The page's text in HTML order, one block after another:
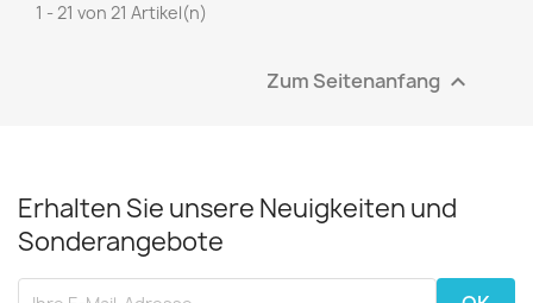
1 - 21 von 21 Artikel(n)
Zum Seitenanfang 
Erhalten Sie unsere Neuigkeiten und
Sonderangebote